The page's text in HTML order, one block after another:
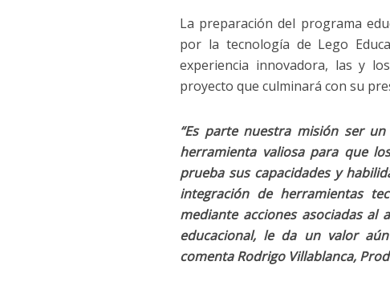
La preparación del programa
por la tecnología de Lego
experiencia innovadora, las y
proyecto que culminará con su
“Es parte nuestra misión ser
herramienta valiosa para que
prueba sus capacidades y
integración de herramientas
mediante acciones asociadas al
educacional, le da un valor
comenta Rodrigo Villablanca,